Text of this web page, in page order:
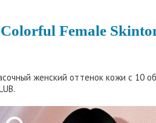
Female
женский оттенок кожи с 10